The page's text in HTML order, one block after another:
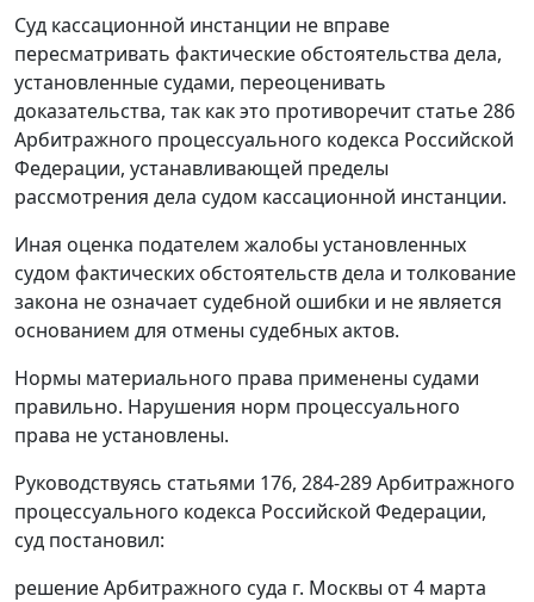
Суд кассационной инстанции не вправе
пересматривать фактические обстоятельства дела,
установленные судами, переоценивать
доказательства, так как это противоречит статье 286
Арбитражного процессуального кодекса Российской
Федерации, устанавливающей пределы
рассмотрения дела судом кассационной инстанции.
Иная оценка подателем жалобы установленных
судом фактических обстоятельств дела и толкование
закона не означает судебной ошибки и не является
основанием для отмены судебных актов.
Нормы материального права применены судами
правильно. Нарушения норм процессуального
права не установлены.
Руководствуясь статьями 176, 284-289Арбитражного
процессуального кодекса Российской Федерации,
суд постановил:
решение Арбитражного суда г. Москвы от 4 марта